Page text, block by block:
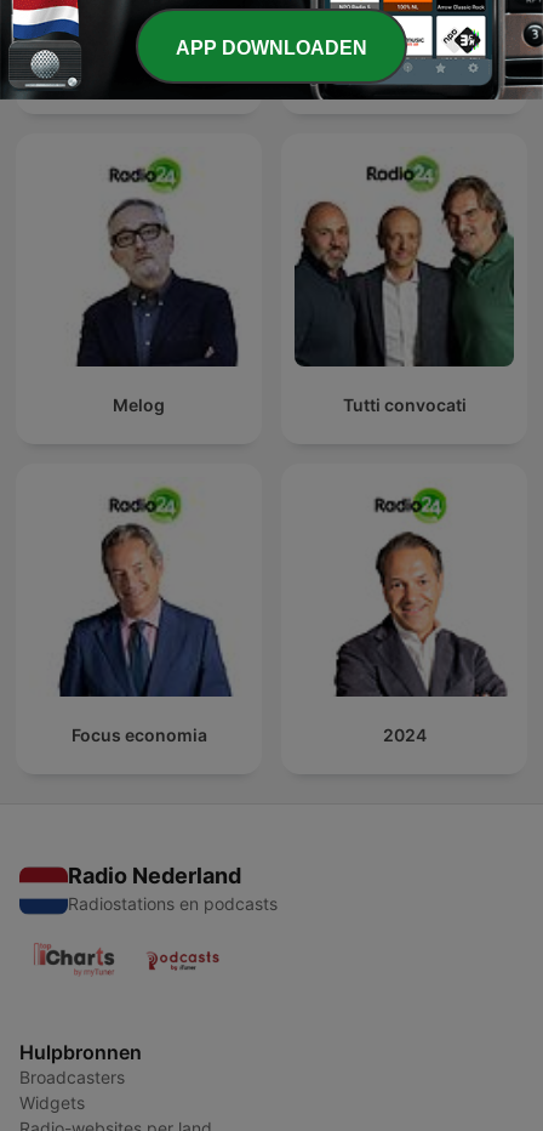
La Zanzara Uno, nessuno, 100Milan
Melog Tutti convocati
Focus economia 2024
Radio Nederland
Radiostations en podcasts
Hulpbronnen
Broadcasters
Widgets
APP DOWNLOADEN